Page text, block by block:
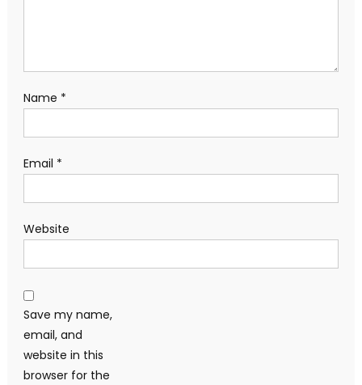
Name *
Email *
Website
Save my name,
email, and
website in this
browser for the